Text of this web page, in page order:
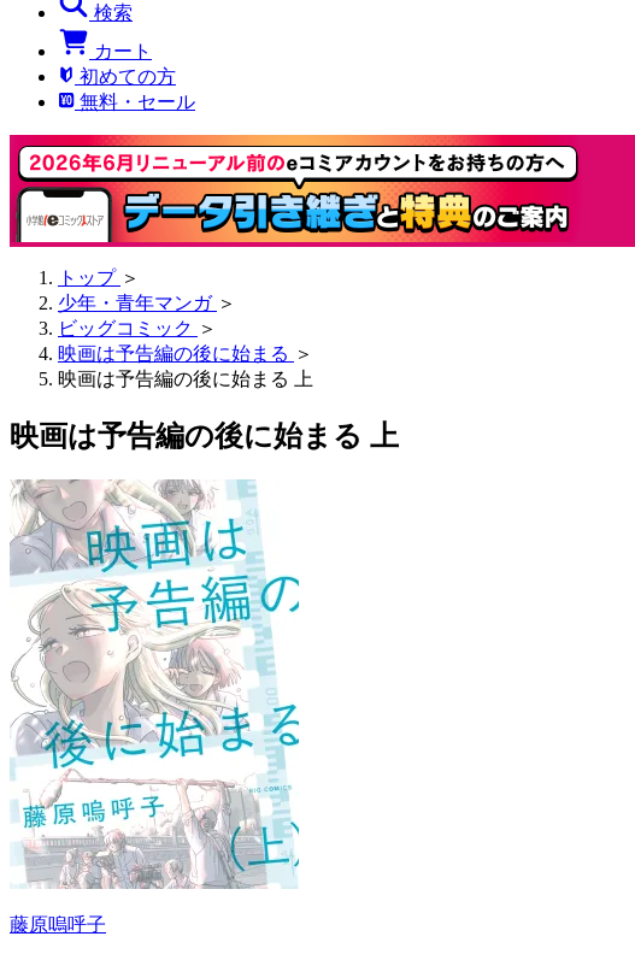
検索
カート
初めての方
無料・セール
トップ ＞
少年・青年マンガ ＞
ビッグコミック ＞
映画は予告編の後に始まる ＞
映画は予告編の後に始まる 上
映画は予告編の後に始まる 上
藤原嗚呼子